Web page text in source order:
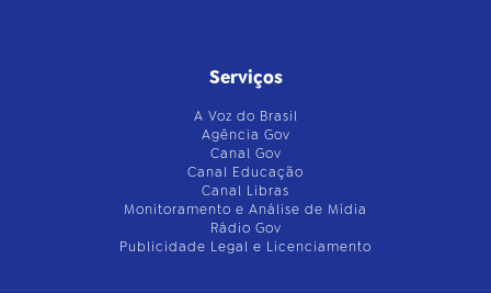
Serviços
A Voz do Brasil
Agência Gov
Canal Gov
Canal Educação
Canal Libras
Monitoramento e Análise de Mídia
Rádio Gov
Publicidade Legal e Licenciamento